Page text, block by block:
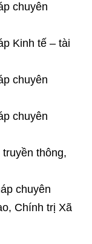
chuyên
Kinh tế – tài
chuyên
chuyên
thông,
chuyên
Chính trị Xã